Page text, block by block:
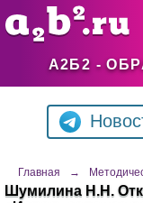
А2Б2 -
Главная →
Шумилина Н.Н.